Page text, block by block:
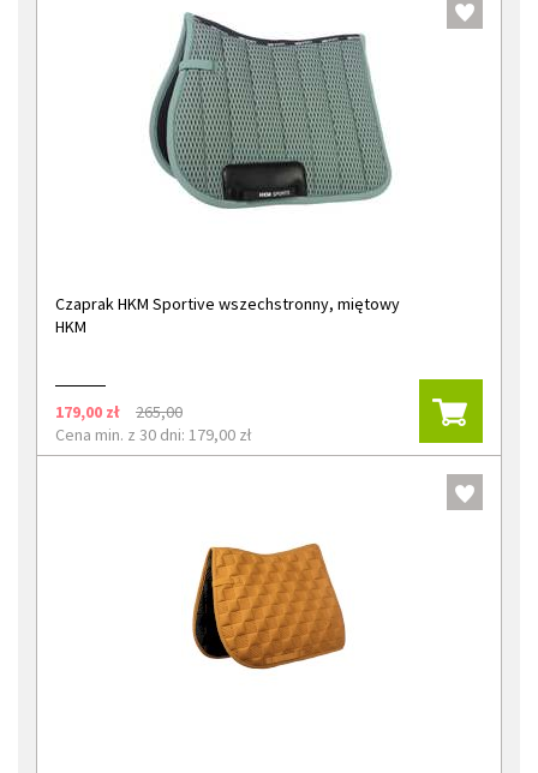
Czaprak HKM Sportive wszechstronny, miętowy
HKM
179,00 zł
265,00
Cena min. z 30 dni: 179,00 zł